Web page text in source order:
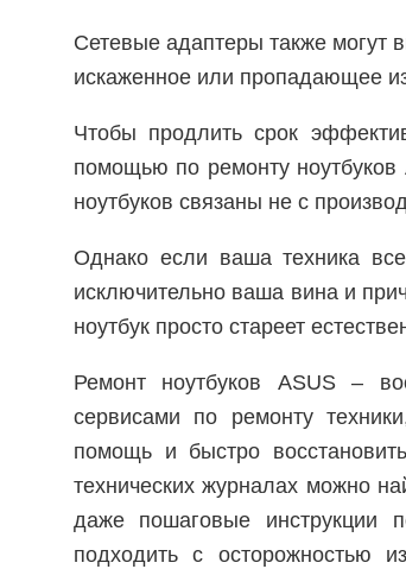
Сетевые адаптеры также могут
искаженное или пропадающее
Чтобы продлить срок
помощью по ремонту ноутбуков
ноутбуков связаны не с
Однако если ваша техника
исключительно ваша вина и
ноутбук просто стареет
Ремонт ноутбуков ASUS –
сервисами по ремонту
помощь и быстро
технических журналах можно
даже пошаговые инструкции
подходить с осторожностью